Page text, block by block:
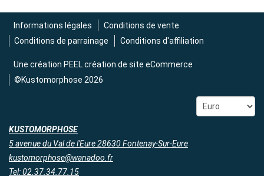
Informations légales
Conditions de vente
Conditions de parrainage
Conditions d'affiliation
Une création PEEL création de site eCommerce
©Kustomorphose 2026
KUSTOMORPHOSE
5 avenue du Val de l'Eure 28630 Fontenay-Sur-Eure
kustomorphose@wanadoo.fr
Tel: 02.37.34.77.15